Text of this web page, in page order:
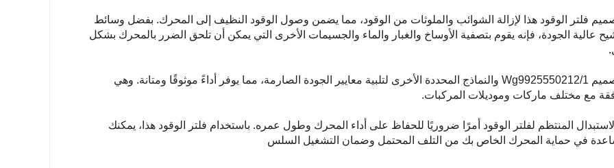
فلتر الوقود هذا لإزالة الشوائب والملوثات من الوقود، مما يضمن وصول الوقود النظيف إلى المحرك. بفضل وسائط
عالية الجودة، فإنه يقوم بتصفية الأوساخ والغبار والماء والجسيمات الأخرى التي يمكن أن تلحق الضرر بالمحرك بشكل
تم تصميم Wg9925550212/1 والنماذج المحددة الأخرى لتلبية معايير الجودة الصارمة، مما يوفر أداءً موثوقًا ومتانة. وهي
مع مختلف ماركات وموديلات المركبات.
المنتظم لفلتر الوقود أمرًا ضروريًا للحفاظ على أداء المحرك وطول عمره. باستخدام فلتر الوقود هذا، يمكنك
في حماية المحرك الخاص بك من التلف المحتمل وضمان التشغيل السلس